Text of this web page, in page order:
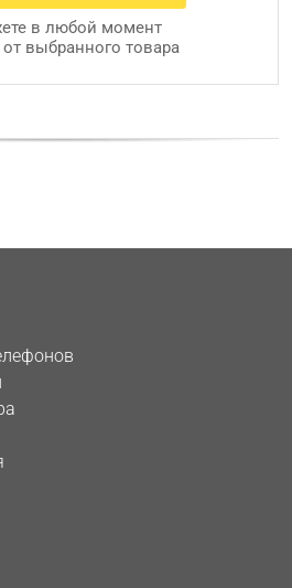
в любой момент
от выбранного товара